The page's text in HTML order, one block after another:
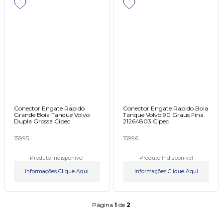
Conector Engate Rapido
Grande Boia Tanque Volvo
Dupla Grossa Cipec
15995
Produto Indisponível
Informações Clique Aqui
Conector Engate Rapido Boia
Tanque Volvo 90 Graus Fina
21264803 Cipec
15996
Produto Indisponível
Informações Clique Aqui
Página1 de2